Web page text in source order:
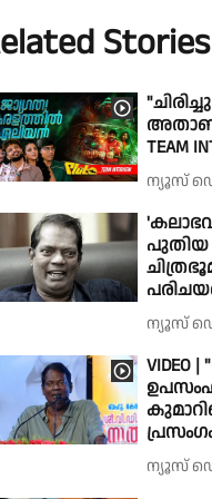
Stories
അതാണ്
TEAM
ന്യൂസ്
പുതിയ
ന്യൂസ്
ന്യൂസ്